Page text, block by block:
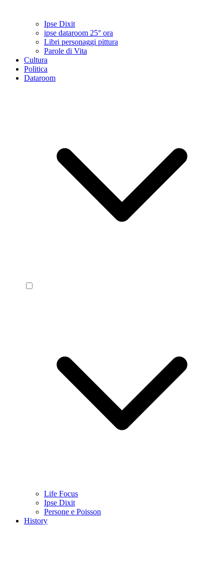
Ipse Dixit
ipse dataroom 25° ora
Libri personaggi pittura
Parole di Vita
Cultura
Politica
Dataroom
Life Focus
Ipse Dixit
Persone e Poisson
History